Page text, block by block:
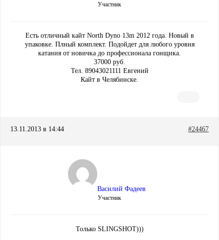
Участник
Есть отличный кайт North Dyno 13m 2012 года. Новый в
упаковке. Плный комплект. Подойдет для любого уровня
катания от новичка до профессионала гонщика.
37000 руб.
Тел. 89043021111 Евгений
Кайт в Челябинске.
13.11.2013 в 14:44 #24467
Василий Фадеев
Участник
Только SLINGSHOT)))